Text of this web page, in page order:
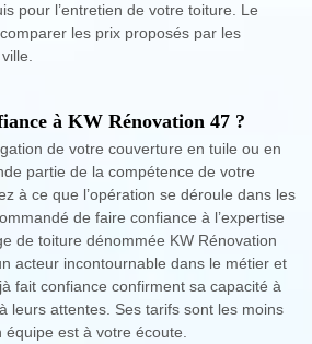
pour l’entretien de votre toiture. Le
les prix proposés par les
à KW Rénovation 47 ?
de votre couverture en tuile ou en
partie de la compétence de votre
à ce que l’opération se déroule dans les
de faire confiance à l’expertise
de toiture dénommée KW Rénovation
acteur incontournable dans le métier et
fait confiance confirment sa capacité à
leurs attentes. Ses tarifs sont les moins
est à votre écoute.